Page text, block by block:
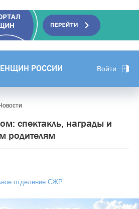
РОССИИ Войти
спектакль, награды и
родителям
отделение СЖР